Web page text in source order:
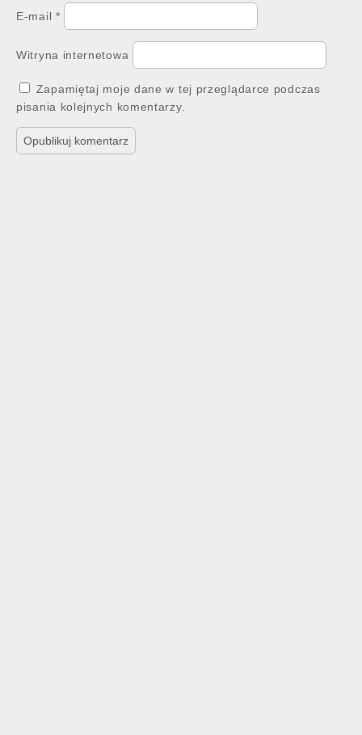
E-mail *
Witryna internetowa
Zapamiętaj moje dane w tej przeglądarce podczas
pisania kolejnych komentarzy.